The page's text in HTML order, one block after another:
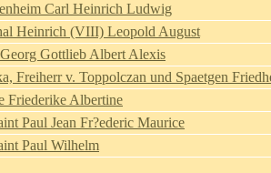
Carl Heinrich Ludwig
Heinrich (VIII) Leopold August
Gottlieb Albert Alexis
Freiherr v. Toppolczan und Spaetgen
Friederike Albertine
Paul Jean Fr?ederic Maurice
Paul Wilhelm